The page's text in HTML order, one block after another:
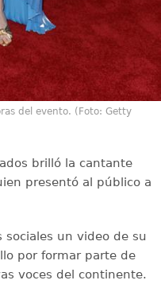
del evento. (Foto: Getty
brilló la cantante
presentó al público a
sociales un video de su
por formar parte de
voces del continente.